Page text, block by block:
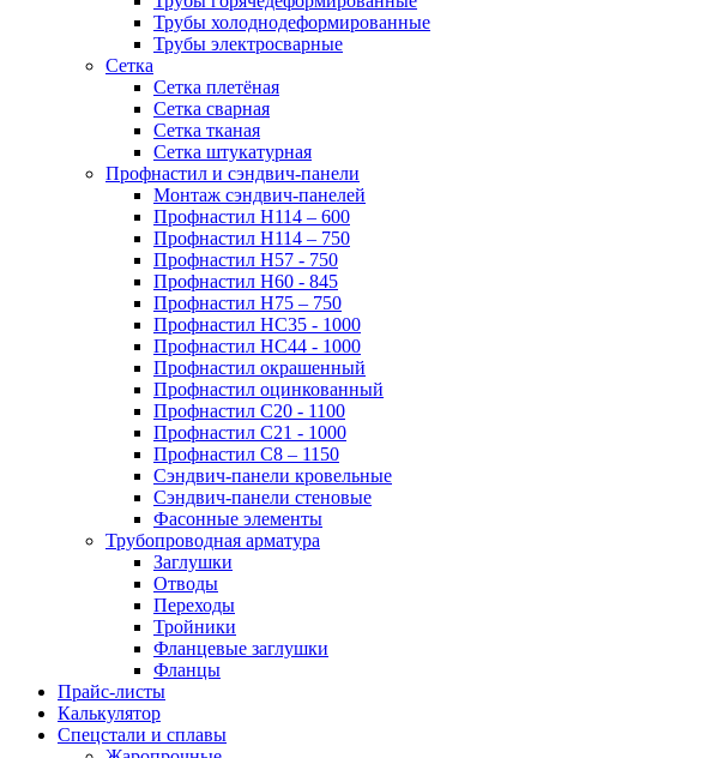
Трубы холоднодеформированные
Трубы электросварные
Сетка
Сетка плетёная
Сетка сварная
Сетка тканая
Сетка штукатурная
Профнастил и сэндвич-панели
Монтаж сэндвич-панелей
Профнастил Н114 – 600
Профнастил Н114 – 750
Профнастил Н57 - 750
Профнастил Н60 - 845
Профнастил Н75 – 750
Профнастил НС35 - 1000
Профнастил НС44 - 1000
Профнастил окрашенный
Профнастил оцинкованный
Профнастил С20 - 1100
Профнастил С21 - 1000
Профнастил С8 – 1150
Сэндвич-панели кровельные
Сэндвич-панели стеновые
Фасонные элементы
Трубопроводная арматура
Заглушки
Отводы
Переходы
Тройники
Фланцевые заглушки
Фланцы
Прайс-листы
Калькулятор
Спецстали и сплавы